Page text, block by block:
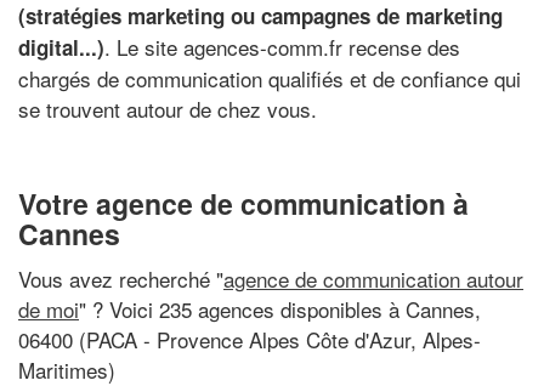
(stratégies marketing ou campagnes de marketing
digital...). Le site agences-comm.fr recense des
chargés de communication qualifiés et de confiance qui
se trouvent autour de chez vous.
Votre agence de communication à
Cannes
Vous avez recherché "agence de communication autour
de moi" ? Voici 235 agences disponibles à Cannes,
06400 (PACA - Provence Alpes Côte d'Azur, Alpes-
Maritimes)